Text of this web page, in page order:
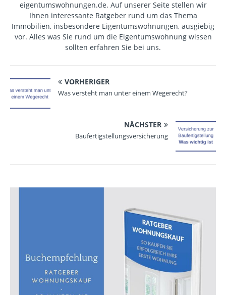
eigentumswohnungen.de. Auf unserer Seite stellen wir
Ihnen interessante Ratgeber rund um das Thema
Immobilien, insbesondere Eigentumswohnungen, ausgiebig
vor. Alles was Sie rund um die Eigentumswohnung wissen
sollten erfahren Sie bei uns.
VORHERIGER
Was versteht man unter einem Wegerecht?
NÄCHSTER
Baufertigstellungsversicherung